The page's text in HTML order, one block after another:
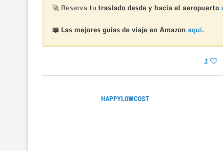
🚀 Reserva tu traslado desde y hacia el aeropuerto
📖 Las mejores guías de viaje en Amazon aquí.
1
HAPPYLOWCOST